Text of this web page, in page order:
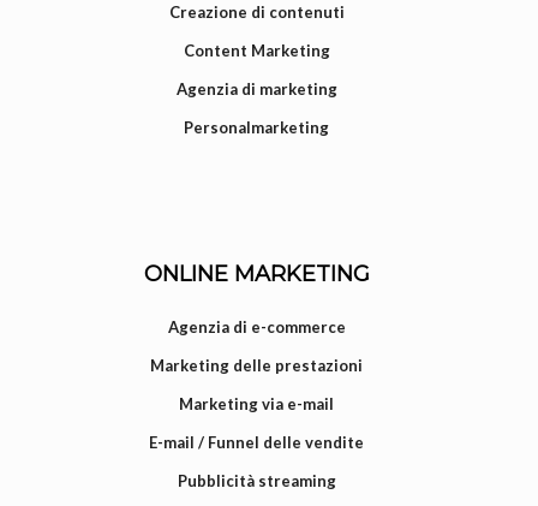
Creazione di contenuti
Content Marketing
Agenzia di marketing
Personalmarketing
ONLINE MARKETING
Agenzia di e-commerce
Marketing delle prestazioni
Marketing via e-mail
E-mail / Funnel delle vendite
Pubblicità streaming